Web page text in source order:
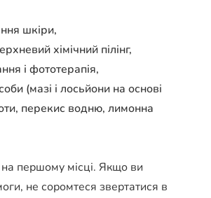
шкіри,
хімічний пілінг,
і фототерапія,
(мазі і лосьйони на основі
перекис водню, лимонна
першому місці. Якщо ви
не соромтеся звертатися в